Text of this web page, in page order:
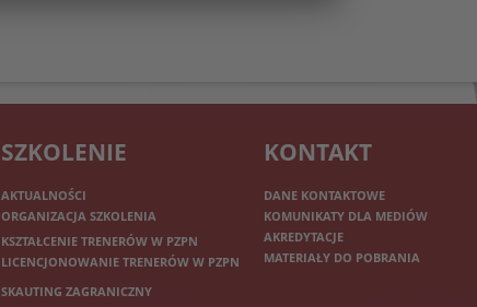
SZKOLENIE
AKTUALNOŚCI
ORGANIZACJA SZKOLENIA
KSZTAŁCENIE TRENERÓW W PZPN
LICENCJONOWANIE TRENERÓW W PZPN
SKAUTING ZAGRANICZNY
KONTAKT
DANE KONTAKTOWE
KOMUNIKATY DLA MEDIÓW
AKREDYTACJE
MATERIAŁY DO POBRANIA